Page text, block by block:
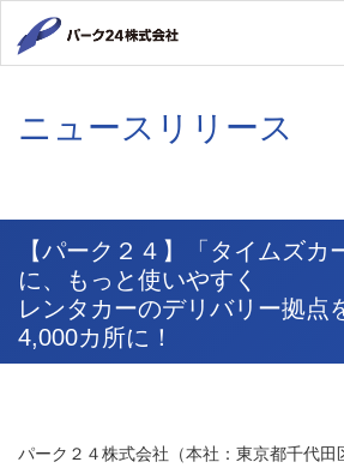
ニュースリリース
【パーク２４】「タイムズカ
に、もっと使いやすく
レンタカーのデリバリー拠点
4,000カ所に！
パーク２４株式会社（本社：東京都千代田